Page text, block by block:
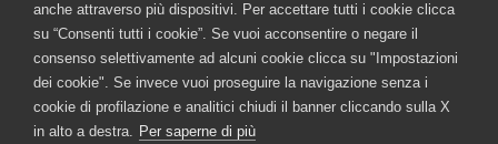
Branca Distillerie Fernet-Branca Brancamenta
Antica Formula
Ciminiera Branca
DRINK RESPONSIBLY
Cookie Policy-Privacy Term
00720670157 – Taxpayer and VAT no.: IT00720670157 - Capital
Stock 1,500,000.00 Euros, fully paid-in.
anche attraverso più dispositivi. Per accettare tutti i cookie clicca
su “Consenti tutti i cookie”. Se vuoi acconsentire o negare il
consenso selettivamente ad alcuni cookie clicca su "Impostazioni
dei cookie". Se invece vuoi proseguire la navigazione senza i
cookie di profilazione e analitici chiudi il banner cliccando sulla X
in alto a destra. Per saperne di più